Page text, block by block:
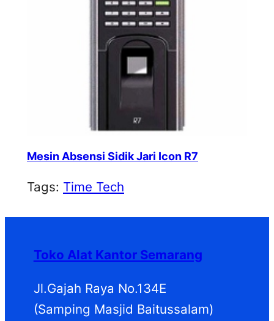
Mesin Absensi Sidik Jari Icon R7
Tags: Time Tech
Toko Alat Kantor Semarang
Jl.Gajah Raya No.134E
(Samping Masjid Baitussalam)